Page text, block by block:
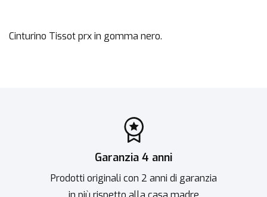
Cinturino Tissot prx in gomma nero.
Garanzia 4 anni
Prodotti originali con 2 anni di garanzia